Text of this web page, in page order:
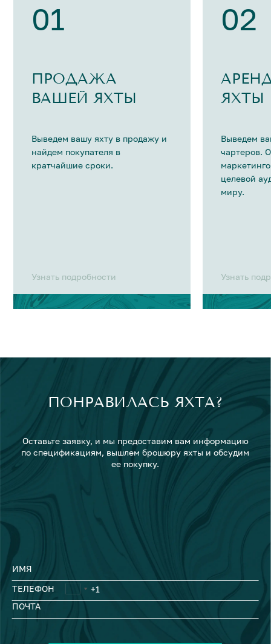
01
ПРОДАЖА
ВАШЕЙ ЯХТЫ
Выведем вашу яхту в продажу и
найдем покупателя в
кратчайшие сроки.
Узнать подробности
02
ЯХТЫ
Выведем
чартеров.
целевой
миру.
Узнать
ПОНРАВИЛАСЬ ЯХТА?
Оставьте заявку, и мы предоставим вам информацию
по спецификациям, вышлем брошюру яхты и обсудим
ее покупку.
ИМЯ
ТЕЛЕФОН
ПОЧТА